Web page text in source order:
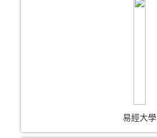
易經大學